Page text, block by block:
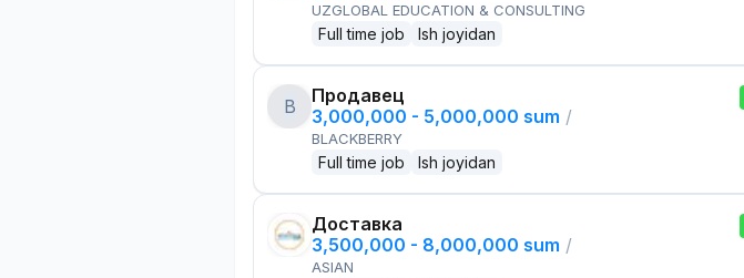
UZGLOBAL EDUCATION & CONSULTING
Full time job Ish joyidan
B
Продавец
3,000,000 - 5,000,000 sum /
BLACKBERRY
Full time job Ish joyidan
Доставка
3,500,000 - 8,000,000 sum /
ASIAN